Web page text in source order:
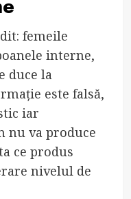
femeile
interne,
duce la
este falsă,
iar
nu va produce
ce produs
nivelul de